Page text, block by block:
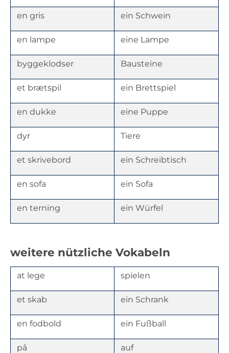
en gris ein Schwein
en lampe eine Lampe
byggeklodser Bausteine
et brætspil ein Brettspiel
en dukke eine Puppe
dyr Tiere
et skrivebord ein Schreibtisch
en sofa ein Sofa
en terning ein Würfel
weitere nützliche Vokabeln
at lege spielen
et skab ein Schrank
en fodbold ein Fußball
på auf